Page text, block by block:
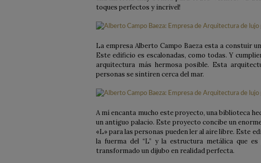
toques perfectos y incrivel!
La empresa Alberto Campo Baeza esta a constuir
Este edificio es escalonadas, como todas. Y
arquitectura más hermosa posible. Esta
personas se sintiren cerca del mar.
A mí encanta mucho este proyecto, una biblioteca
un antiguo palacio. Este proyecto concibe un
«L» para las personas pueden ler al aire libre. Este
la fuerma del “L” y la estructura metálica que
transformado un dijubo en realidad perfecta.